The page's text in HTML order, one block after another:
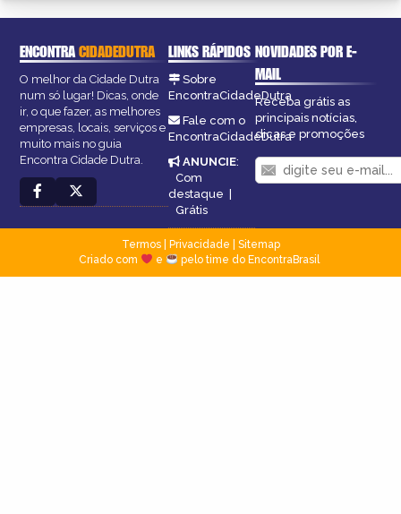
ENCONTRACIDADEDUTRA
O melhor da Cidade Dutra
num só lugar! Dicas, onde
ir, o que fazer, as melhores
empresas, locais, serviços e
muito mais no guia
Encontra Cidade Dutra.
LINKS RÁPIDOS
Sobre
EncontraCidadeDutra
Fale com o
EncontraCidadeDutra
ANUNCIE:
Com
destaque |
Grátis
NOVIDADES POR E-
MAIL
Receba grátis as
principais notícias,
dicas e promoções
Termos| Privacidade
Sitemap
Criado com
e pelo time do EncontraBrasil